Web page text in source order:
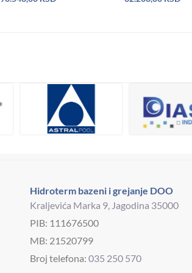
Hidroterm bazeni i grejanje DOO
Kraljevića Marka 9, Jagodina 35000
PIB: 111676500
MB: 21520799
Broj telefona:035 250 570